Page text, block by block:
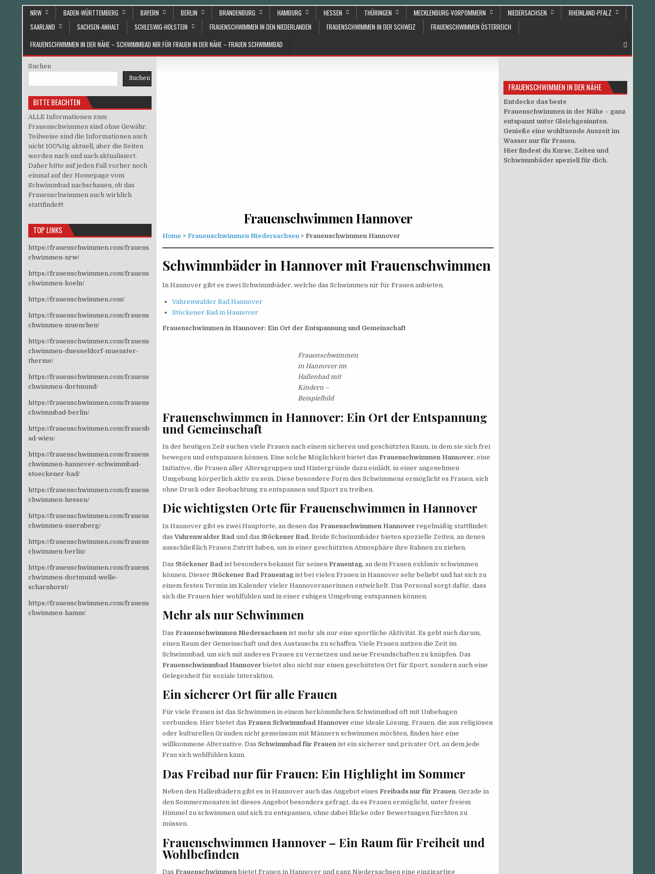
Skip to content
NRW BADEN-WÜRTTEMBERG BAYERN BERLIN BRANDENBURG HAMBURG HESSEN THÜRINGEN MECKLENBURG-VORPOMMERN NIEDERSACHSEN
RHEINLAND-PFALZ
SAARLAND
SACHSEN-ANHALT SCHLESWIG-HOLSTEIN FRAUENSCHWIMMEN IN DEN NIEDERLANDEN FRAUENSCHWIMMEN IN DER SCHWEIZ
FRAUENSCHWIMMEN ÖSTERREICH
FRAUENSCHWIMMEN IN DER NÄHE – SCHWIMMBAD NIR FÜR FRAUEN IN DER NÄHE – FRAUEN SCHWIMMBAD
Frauenschwimmen Hannover
Home > Frauenschwimmen Niedersachsen> Frauenschwimmen Hannover
Schwimmbäder in Hannover mit Frauenschwimmen
In Hannover gibt es zwei Schwimmbäder, welche das Schwimmen nir für Frauen anbieten.
Vahrenwalder Bad Hannover
Stöckener Bad in Hannover
Frauenschwimmen in Hannover: Ein Ort der Entspannung und Gemeinschaft
Frauenschwimmen
in Hannover im
Hallenbad mit
Kindern –
Beispielbild
Frauenschwimmen in Hannover: Ein Ort der Entspannung
und Gemeinschaft
In der heutigen Zeit suchen viele Frauen nach einem sicheren und geschützten Raum, in dem sie sich frei
bewegen und entspannen können. Eine solche Möglichkeit bietet das Frauenschwimmen Hannover, eine
Initiative, die Frauen aller Altersgruppen und Hintergründe dazu einlädt, in einer angenehmen
Umgebung körperlich aktiv zu sein. Diese besondere Form des Schwimmens ermöglicht es Frauen, sich
ohne Druck oder Beobachtung zu entspannen und Sport zu treiben.
Die wichtigsten Orte für Frauenschwimmen in Hannover
In Hannover gibt es zwei Hauptorte, an denen das Frauenschwimmen Hannoverregelmäßig stattfindet:
dasVahrenwalder Bad und das Stöckener Bad . Beide Schwimmbäder bieten spezielle Zeiten, an denen
ausschließlich Frauen Zutritt haben, um in einer geschützten Atmosphäre ihre Bahnen zu ziehen.
Das Stöckener Bad ist besonders bekannt für seinen Frauentag, an dem Frauen exklusiv schwimmen
können. Dieser Stöckener Bad Frauentagist bei vielen Frauen in Hannover sehr beliebt und hat sich zu
einem festen Termin im Kalender vieler Hannoveranerinnen entwickelt. Das Personal sorgt dafür, dass
sich die Frauen hier wohlfühlen und in einer ruhigen Umgebung entspannen können.
Mehr als nur Schwimmen
Das Frauenschwimmen Niedersachsen ist mehr als nur eine sportliche Aktivität. Es geht auch darum,
einen Raum der Gemeinschaft und des Austauschs zu schaffen. Viele Frauen nutzen die Zeit im
Schwimmbad, um sich mit anderen Frauen zu vernetzen und neue Freundschaften zu knüpfen. Das
Frauenschwimmbad Hannoverbietet also nicht nur einen geschützten Ort für Sport, sondern auch eine
Gelegenheit für soziale Interaktion.
Ein sicherer Ort für alle Frauen
Für viele Frauen ist das Schwimmen in einem herkömmlichen Schwimmbad oft mit Unbehagen
verbunden. Hier bietet das Frauen Schwimmbad Hannovereine ideale Lösung. Frauen, die aus religiösen
oder kulturellen Gründen nicht gemeinsam mit Männern schwimmen möchten, finden hier eine
willkommene Alternative. Das Schwimmbad für Frauenist ein sicherer und privater Ort, an dem jede
Frau sich wohlfühlen kann.
Das Freibad nur für Frauen: Ein Highlight im Sommer
Neben den Hallenbädern gibt es in Hannover auch das Angebot eines Freibads nur für Frauen. Gerade in
den Sommermonaten ist dieses Angebot besonders gefragt, da es Frauen ermöglicht, unter freiem
Himmel zu schwimmen und sich zu entspannen, ohne dabei Blicke oder Bewertungen fürchten zu
müssen.
Frauenschwimmen Hannover – Ein Raum für Freiheit und
Wohlbefinden
Das Frauenschwimmen bietet Frauen in Hannover und ganz Niedersachsen eine einzigartige
Suchen
Suchen
BITTE BEACHTEN
ALLE Informationen zum
Frauenschwimmen sind ohne Gewähr.
Teilweise sind die Informationen auch
nicht 100%tig aktuell, aber die Seiten
werden nach und nach aktualisiert.
Daher bitte auf jeden Fall vorher noch
einmal auf der Homepage vom
Schwimmbad nachschauen, ob das
Frauenschwimmen auch wirklich
stattfindet!!
TOP LINKS
https://frauenschwimmen.com/frauens
chwimmen-nrw/
https://frauenschwimmen.com/frauens
chwimmen-koeln/
https://frauenschwimmen.com/
https://frauenschwimmen.com/frauens
chwimmen-muenchen/
https://frauenschwimmen.com/frauens
chwimmen-duesseldorf-muenster-
therme/
https://frauenschwimmen.com/frauens
chwimmen-dortmund/
https://frauenschwimmen.com/frauens
chwimmbad-berlin/
https://frauenschwimmen.com/frauenb
ad-wien/
https://frauenschwimmen.com/frauens
chwimmen-hannover-schwimmbad-
stoeckener-bad/
https://frauenschwimmen.com/frauens
chwimmen-hessen/
https://frauenschwimmen.com/frauens
chwimmen-nuernberg/
https://frauenschwimmen.com/frauens
chwimmen-berlin/
https://frauenschwimmen.com/frauens
chwimmen-dortmund-welle-
scharnhorst/
https://frauenschwimmen.com/frauens
chwimmen-hamm/
FRAUENSCHWIMMEN IN DER NÄHE
Entdecke das beste
Frauenschwimmen in der Nähe – ganz
entspannt unter Gleichgesinnten.
Genieße eine wohltuende Auszeit im
Wasser nur für Frauen.
Hier findest du Kurse, Zeiten und
Schwimmbäder speziell für dich.